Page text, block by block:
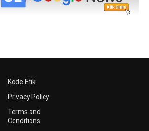
Kode Etik
Privacy Policy
Terms and
Conditions